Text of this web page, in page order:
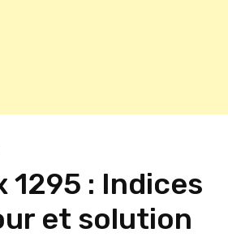
1295 : Indices
et solution